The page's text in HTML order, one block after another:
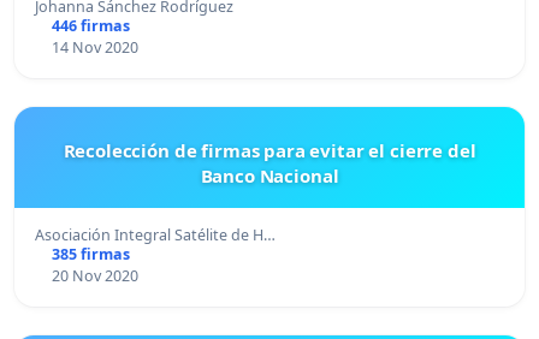
Johanna Sánchez Rodríguez
446 firmas
14 Nov 2020
Recolección de firmas para evitar el cierre del
Banco Nacional
Asociación Integral Satélite de H…
385 firmas
20 Nov 2020